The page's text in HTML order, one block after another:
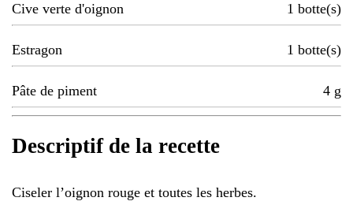
Cive verte d'oignon 1 botte(s)
Estragon 1 botte(s)
Pâte de piment 4 g
Descriptif de la recette
Ciseler l’oignon rouge et toutes les herbes.